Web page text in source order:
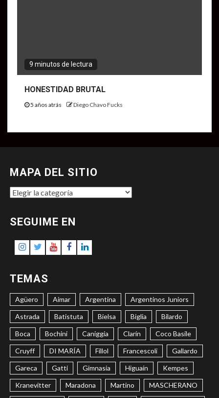
9 minutos de lectura
HONESTIDAD BRUTAL
5 años atrás Diego Chavo Fucks
MAPA DEL SITIO
MAPA
SITIO
SEGUIME EN
Instagram
Twitter
Youtube
Facebook
LinkedIn
TEMAS
Agüero Aimar Argentina Argentinos Juniors
Astrada Batistuta Bielsa Biglia Bilardo
Boca Bochini Caniggia Clarín Coco Basile
Cruyff DI MARÍA Fillol Francescoli Gallardo
Gareca Gatti Gimnasia Higuaín Kempes
Kranevitter Maradona Martino MASCHERANO